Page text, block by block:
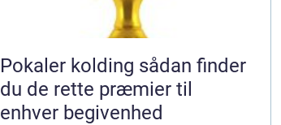
Pokaler kolding sådan finder
du de rette præmier til
enhver begivenhed